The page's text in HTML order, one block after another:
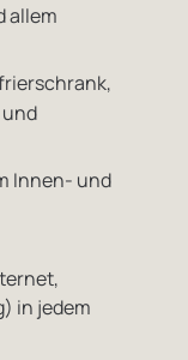
allem
Innen- und
in jedem